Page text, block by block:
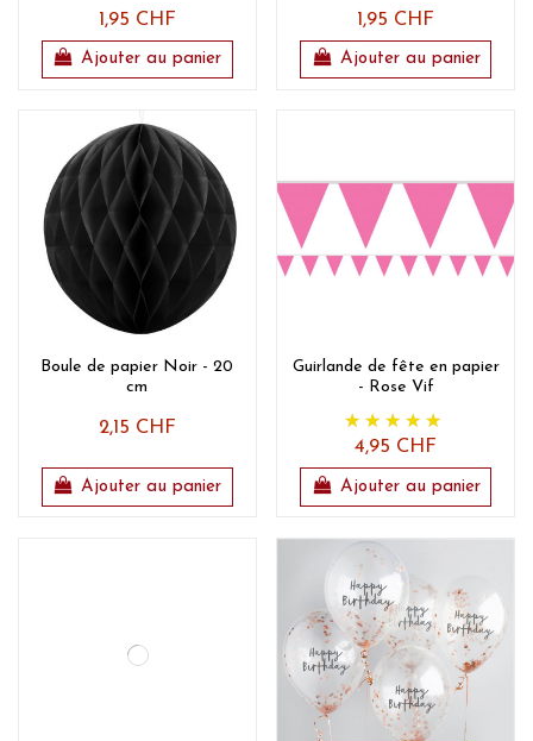
1,95 CHF
Ajouter au panier
1,95 CHF
Ajouter au panier
Boule de papier Noir - 20
cm
2,15 CHF
Ajouter au panier
Guirlande de fête en papier
- Rose Vif
4,95 CHF
Ajouter au panier